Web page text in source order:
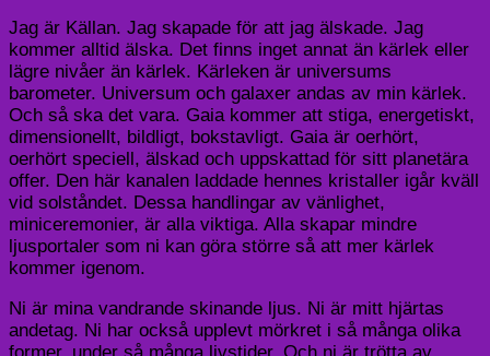
Jag är Källan. Jag skapade för att jag älskade. Jag
kommer alltid älska. Det finns inget annat än kärlek eller
lägre nivåer än kärlek. Kärleken är universums
barometer. Universum och galaxer andas av min kärlek.
Och så ska det vara. Gaia kommer att stiga, energetiskt,
dimensionellt, bildligt, bokstavligt. Gaia är oerhört,
oerhört speciell, älskad och uppskattad för sitt planetära
offer. Den här kanalen laddade hennes kristaller igår kväll
vid solståndet. Dessa handlingar av vänlighet,
miniceremonier, är alla viktiga. Alla skapar mindre
ljusportaler som ni kan göra större så att mer kärlek
kommer igenom.
Ni är mina vandrande skinande ljus. Ni är mitt hjärtas
andetag. Ni har också upplevt mörkret i så många olika